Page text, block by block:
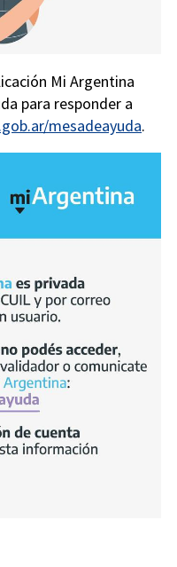
Mi Argentina
para responder a
mesadeayuda.